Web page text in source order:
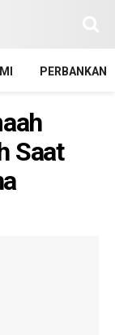
PERBANKAN
Saat